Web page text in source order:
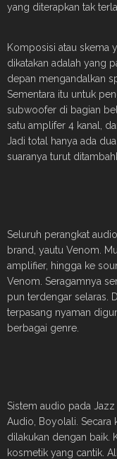
yang diterapkan tak
Komposisi atau skema
dikatakan adalah yang
depan mengandalkan
Sementara itu untuk
subwoofer di bagian
satu amplifer 4 kanal,
Jadi total hanya ada
suaranya turut
Seluruh perangkat
brand, yautu Venom.
amplifier, hingga ke
Venom. Seragamnya
pun terdengar selaras.
terpasang nyaman
berbagai genre.
Sistem audio pada
Audio, Boyolali. Secara
dilakukan dengan baik.
kosmetik yang cantik.